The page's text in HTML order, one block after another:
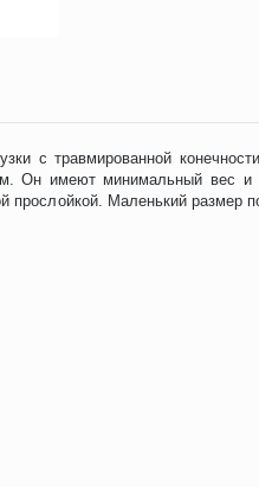
с травмированной
Он имеют минимальный вес
Маленький размер